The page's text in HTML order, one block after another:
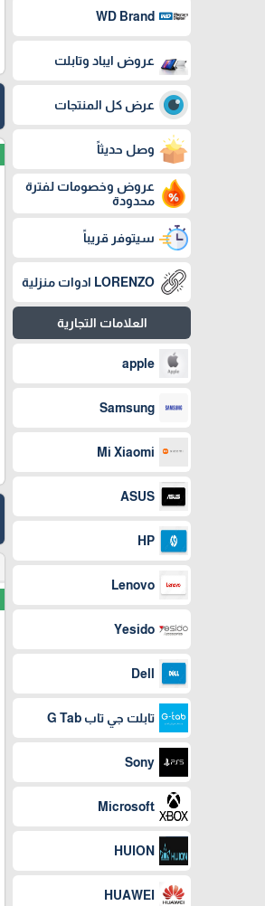
WD Brand
عروض ايباد وتابلت
عرض كل المنتجات
وصل حديثاً
عروض وخصومات لفترة
محدودة
سيتوفر قريباً
LORENZO ادوات منزلية
العلامات التجارية
apple
Samsung
Mi Xiaomi
ASUS
HP
Lenovo
Yesido
Dell
تابلت جي تاب G Tab
Sony
Microsoft
HUION
HUAWEI